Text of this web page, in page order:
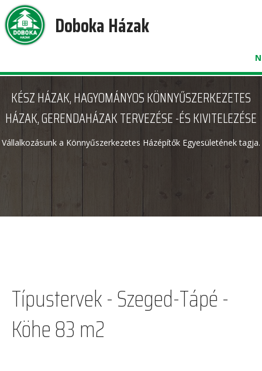
Doboka Házak
KÉSZ HÁZAK, HAGYOMÁNYOS KÖNNYŰSZERKEZETES
HÁZAK, GERENDAHÁZAK TERVEZÉSE -ÉS KIVITELEZÉSE
Vállalkozásunk a Könnyűszerkezetes Házépítők Egyesületének tagja.
Típustervek - Szeged-Tápé -
Köhe 83 m2